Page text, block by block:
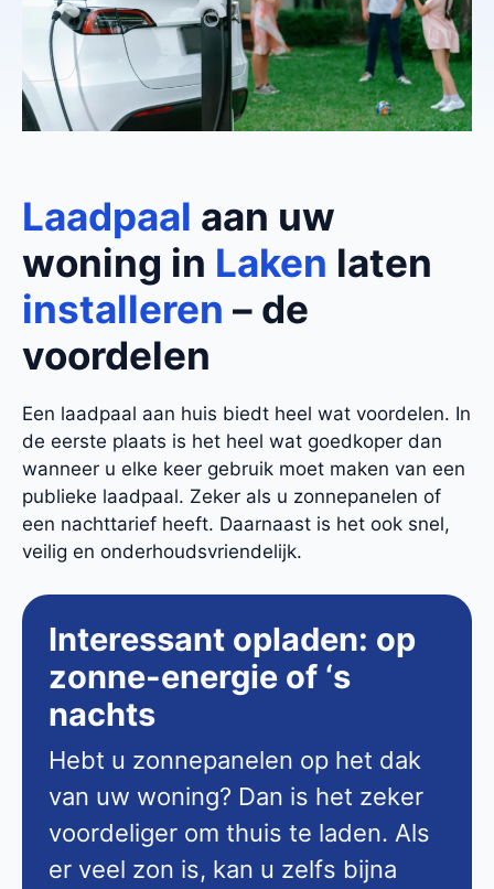
Laadpaal aan uw
woning in Laken laten
installeren – de
voordelen
Een laadpaal aan huis biedt heel wat voordelen. In
de eerste plaats is het heel wat goedkoper dan
wanneer u elke keer gebruik moet maken van een
publieke laadpaal. Zeker als u zonnepanelen of
een nachttarief heeft. Daarnaast is het ook snel,
veilig en onderhoudsvriendelijk.
Interessant opladen: op
zonne-energie of ‘s
nachts
Hebt u zonnepanelen op het dak
van uw woning? Dan is het zeker
voordeliger om thuis te laden. Als
er veel zon is, kan u zelfs bijna